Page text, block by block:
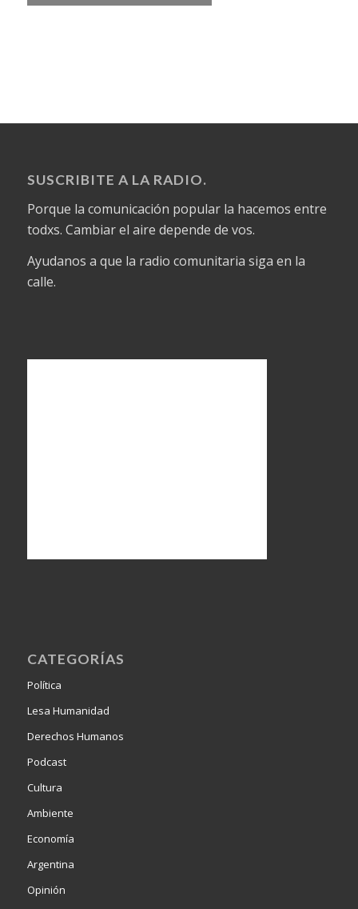
SUSCRIBITE A LA RADIO.
Porque la comunicación popular la hacemos entre
todxs. Cambiar el aire depende de vos.
Ayudanos a que la radio comunitaria siga en la
calle.
CATEGORÍAS
Política
Lesa Humanidad
Derechos Humanos
Podcast
Cultura
Ambiente
Economía
Argentina
Opinión